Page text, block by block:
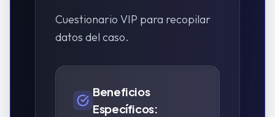
Cuestionario VIP para recopilar
datos del caso.
Beneficios
Específicos: